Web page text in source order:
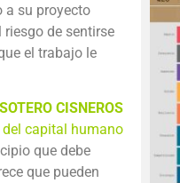
a su proyecto
de sentirse
el trabajo le
SOTERO CISNEROS
capital humano
que debe
que pueden